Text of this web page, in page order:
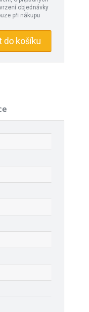
objednávky
při nákupu
do košíku